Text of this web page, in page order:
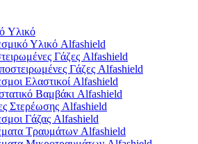
Yλικό
Υλικό Alfashield
Γάζες Alfashield
Γάζες Alfashield
Ελαστικοί Alfashield
Βαμβάκι Alfashield
Στερέωσης Alfashield
Γάζας Alfashield
Τραυμάτων Alfashield